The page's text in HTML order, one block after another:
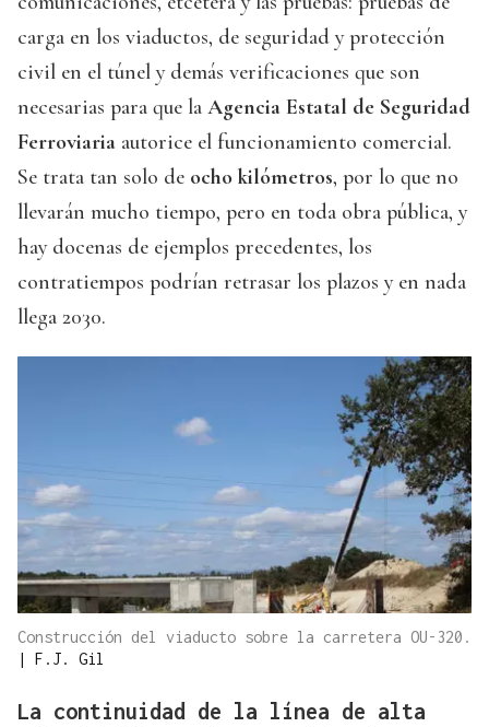
carga en los viaductos, de seguridad y protección
civil en el túnel y demás verificaciones que son
necesarias para que la Agencia Estatal de Seguridad
Ferroviaria autorice el funcionamiento comercial.
Se trata tan solo de ocho kilómetros, por lo que no
llevarán mucho tiempo, pero en toda obra pública, y
hay docenas de ejemplos precedentes, los
contratiempos podrían retrasar los plazos y en nada
llega 2030.
Construcción del viaducto sobre la carretera OU-320.
| F.J. Gil
La continuidad de la línea de alta